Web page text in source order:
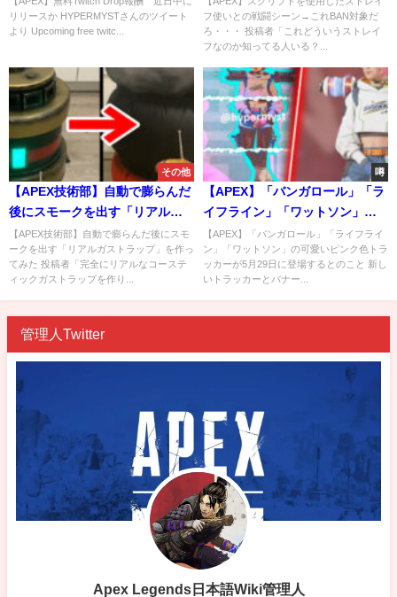
リリースか HYPERMYSTさんのツイート
より Upcoming free twitc...
フ使いとの戦闘シーン→これBAN対象だ
ろ・・・ 投稿者「これどういうストレイ
フなのか知ってる人いる？...
その他
【APEX技術部】自動で膨らんだ
後にスモークを出す「リアルガ
ストラップ」を作ってみた
【APEX技術部】自動で膨らんだ後にスモ
ークを出す「リアルガストラップ」を作っ
てみた 投稿者「完全にリアルなコーステ
ィックガストラップを作り...
噂
【APEX】「バンガロール」「ラ
イフライン」「ワットソン」の
可愛いピンク色トラッカーが5月
29日に登場するとのこと
【APEX】「バンガロール」「ライフライ
ン」「ワットソン」の可愛いピンク色トラ
ッカーが5月29日に登場するとのこと 新し
いトラッカーとバナー...
管理人Twitter
Apex Legends日本語Wiki管理人